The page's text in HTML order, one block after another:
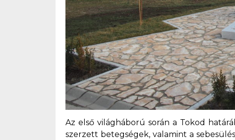
Az első világháború során a Tokod
szerzett betegségek, valamint a